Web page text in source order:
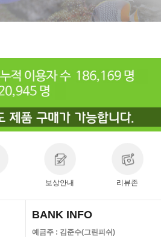
보상안내 리뷰존
BANK INFO
예금주 : 김준수(그린피쉬)